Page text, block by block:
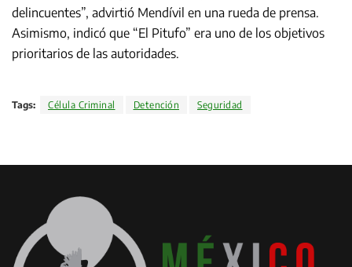
delincuentes”, advirtió Mendívil en una rueda de prensa.
Asimismo, indicó que “El Pitufo” era uno de los objetivos
prioritarios de las autoridades.
Tags: Célula Criminal Detención Seguridad